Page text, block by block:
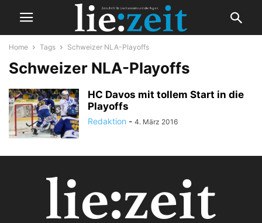
Home Tags Schweizer NLA-Playoffs
Schweizer NLA-Playoffs
HC Davos mit tollem Start in die
Playoffs
Redaktion - 4. März 2016